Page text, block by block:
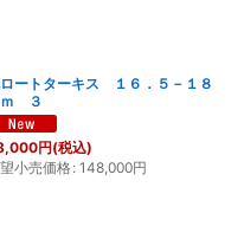
ートターキス １６．５－１８
ｍ ３
円(税込)
小売価格: 148,000円